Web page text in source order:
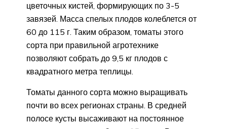
цветочных кистей, формирующих по 3-5
завязей. Масса спелых плодов колеблется от
60 до 115 г. Таким образом, томаты этого
сорта при правильной агротехнике
позволяют собрать до 9,5 кг плодов с
квадратного метра теплицы.
Томаты данного сорта можно выращивать
почти во всех регионах страны. В средней
полосе кусты высаживают на постоянное